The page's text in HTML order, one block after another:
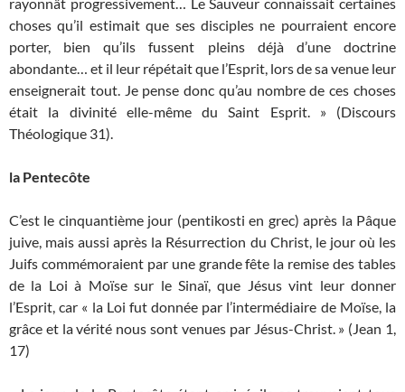
choses qu’il estimait que ses disciples ne pourraient encore
porter, bien qu’ils fussent pleins déjà d’une doctrine
abondante… et il leur répétait que l’Esprit, lors de sa venue leur
enseignerait tout. Je pense donc qu’au nombre de ces choses
était la divinité elle-même du Saint Esprit. » (Discours
Théologique 31).
la Pentecôte
C’est le cinquantième jour (pentikosti en grec) après la Pâque
juive, mais aussi après la Résurrection du Christ, le jour où les
Juifs commémoraient par une grande fête la remise des tables
de la Loi à Moïse sur le Sinaï, que Jésus vint leur donner
l’Esprit, car « la Loi fut donnée par l’intermédiaire de Moïse, la
grâce et la vérité nous sont venues par Jésus-Christ. » (Jean 1,
17)